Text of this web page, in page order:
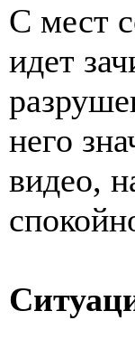
С мест
идет
него
видео,